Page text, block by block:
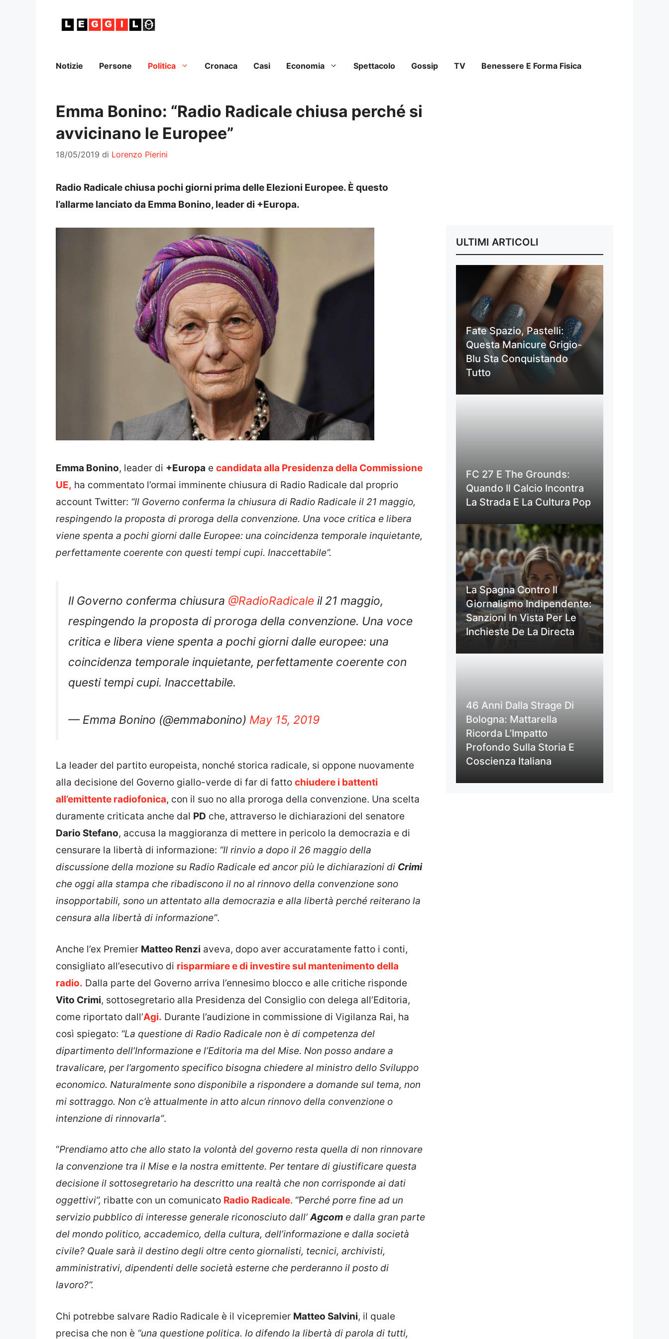
Notizie Persone Politica Cronaca Casi Economia Spettacolo Gossip TV Benessere E Forma Fisica
Emma Bonino: “Radio Radicale chiusa perché si
avvicinano le Europee”
18/05/2019 di Lorenzo Pierini
Radio Radicale chiusa pochi giorni prima delle Elezioni Europee. È questo
l’allarme lanciato da Emma Bonino, leader di +Europa.
Emma Bonino, leader di +Europa e candidata alla Presidenza della Commissione
UE, ha commentato l’ormai imminente chiusura di Radio Radicale dal proprio
account Twitter: “Il Governo conferma la chiusura di Radio Radicale il 21 maggio,
respingendo la proposta di proroga della convenzione. Una voce critica e libera
viene spenta a pochi giorni dalle Europee: una coincidenza temporale inquietante,
perfettamente coerente con questi tempi cupi. Inaccettabile”.
Il Governo conferma chiusura @RadioRadicale il 21 maggio,
respingendo la proposta di proroga della convenzione. Una voce
critica e libera viene spenta a pochi giorni dalle europee: una
coincidenza temporale inquietante, perfettamente coerente con
questi tempi cupi. Inaccettabile.
— Emma Bonino (@emmabonino) May 15, 2019
La leader del partito europeista, nonché storica radicale, si oppone nuovamente
alla decisione del Governo giallo-verde di far di fatto chiudere i battenti
all’emittente radiofonica
, con il suo no alla proroga della convenzione. Una scelta
duramente criticata anche dal PD che, attraverso le dichiarazioni del senatore
Dario Stefano
, accusa la maggioranza di mettere in pericolo la democrazia e di
censurare la libertà di informazione: “Il rinvio a dopo il 26 maggio della
discussione della mozione su Radio Radicale ed ancor più le dichiarazioni di Crimi
che oggi alla stampa che ribadiscono il no al rinnovo della convenzione sono
insopportabili, sono un attentato alla democrazia e alla libertà perché reiterano la
censura alla libertà di informazione”.
Anche l’ex Premier Matteo Renzi aveva, dopo aver accuratamente fatto i conti,
consigliato all’esecutivo di
risparmiare e di investire sul mantenimento della
radio.
Dalla parte del Governo arriva l’ennesimo blocco e alle critiche risponde
Vito Crimi , sottosegretario alla Presidenza del Consiglio con delega all’Editoria,
come riportato dall’ Agi. Durante l’audizione in commissione di Vigilanza Rai, ha
così spiegato: “La questione di Radio Radicale non è di competenza del
dipartimento dell’Informazione e l’Editoria ma del Mise. Non posso andare a
travalicare, per l’argomento specifico bisogna chiedere al ministro dello Sviluppo
economico. Naturalmente sono disponibile a rispondere a domande sul tema, non
mi sottraggo. Non c’è attualmente in atto alcun rinnovo della convenzione o
intenzione di rinnovarla”.
“Prendiamo atto che allo stato la volontà del governo resta quella di non rinnovare
la convenzione tra il Mise e la nostra emittente. Per tentare di giustificare questa
decisione il sottosegretario ha descritto una realtà che non corrisponde ai dati
oggettivi”, ribatte con un comunicato Radio Radicale . “P erché porre fine ad un
servizio pubblico di interesse generale riconosciuto dall’ Agcom e dalla gran parte
del mondo politico, accademico, della cultura, dell’informazione e dalla società
civile? Quale sarà il destino degli oltre cento giornalisti, tecnici, archivisti,
amministrativi, dipendenti delle società esterne che perderanno il posto di
lavoro?”.
Chi potrebbe salvare Radio Radicale è il vicepremier Matteo Salvini , il quale
precisa che non è “una questione politica. Io difendo la libertà di parola di tutti,
ULTIMI ARTICOLI
Fate Spazio, Pastelli:
Questa Manicure Grigio-
Blu Sta Conquistando
Tutto
FC 27 E The Grounds:
Quando Il Calcio Incontra
La Strada E La Cultura Pop
La Spagna Contro Il
Giornalismo Indipendente:
Sanzioni In Vista Per Le
Inchieste De La Directa
46 Anni Dalla Strage Di
Bologna: Mattarella
Ricorda L’Impatto
Profondo Sulla Storia E
Coscienza Italiana